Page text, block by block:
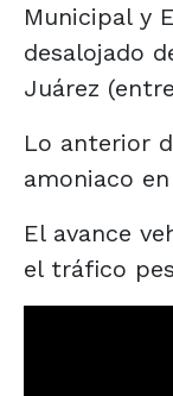
Municipal y
desalojado
Juárez
Lo anterior
amoniaco
El avance
el tráfico